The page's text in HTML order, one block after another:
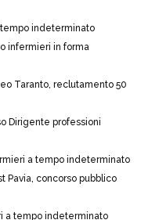
indeterminato
infermieri in forma
Taranto, reclutamento 50
Dirigente professioni
a tempo indeterminato
Pavia, concorso pubblico
a tempo indeterminato